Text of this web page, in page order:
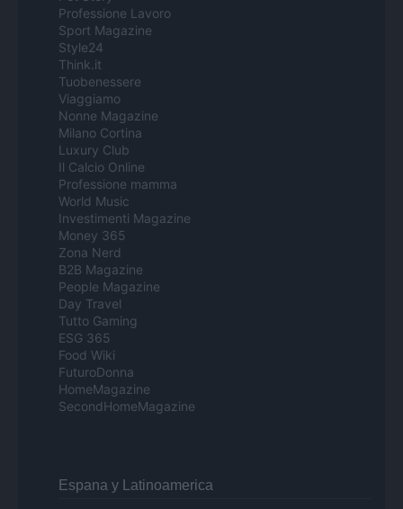
Professione Lavoro
Sport Magazine
Style24
Think.it
Tuobenessere
Viaggiamo
Nonne Magazine
Milano Cortina
Luxury Club
Il Calcio Online
Professione mamma
World Music
Investimenti Magazine
Money 365
Zona Nerd
B2B Magazine
People Magazine
Day Travel
Tutto Gaming
ESG 365
Food Wiki
FuturoDonna
HomeMagazine
SecondHomeMagazine
Espana y Latinoamerica